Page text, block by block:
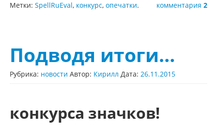
комментария 2
Метки: SpellRuEval, конкурс, опечатки.
Подводя итоги…
Рубрика: новости Автор: Кирилл Дата: 26.11.2015
конкурса значков!